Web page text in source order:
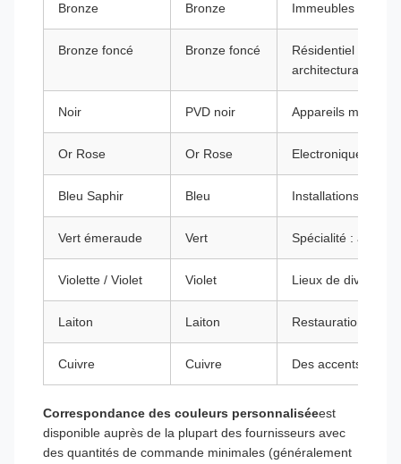
Bronze Bronze Immeubles de
Bronze foncé Bronze foncé
Résidentiel haut
architecturale
Noir PVD noir Appareils
Or Rose Or Rose Electronique
Bleu Saphir Bleu Installations
Vert émeraude Vert Spécialité :
Violette / Violet Violet Lieux de
Laiton Laiton Restauration
Cuivre Cuivre Des accents
Correspondance des couleurs personnaliséeest
disponible auprès de la plupart des fournisseurs avec
des quantités de commande minimales (généralement